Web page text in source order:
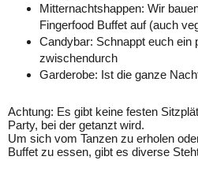
Mitternachtshappen: Wir
Fingerfood Buffet auf (auch
Candybar: Schnappt euch ein
zwischendurch
Garderobe: Ist die ganze
Achtung: Es gibt keine festen
Party, bei der getanzt wird.
Um sich vom Tanzen zu erholen
Buffet zu essen, gibt es diverse